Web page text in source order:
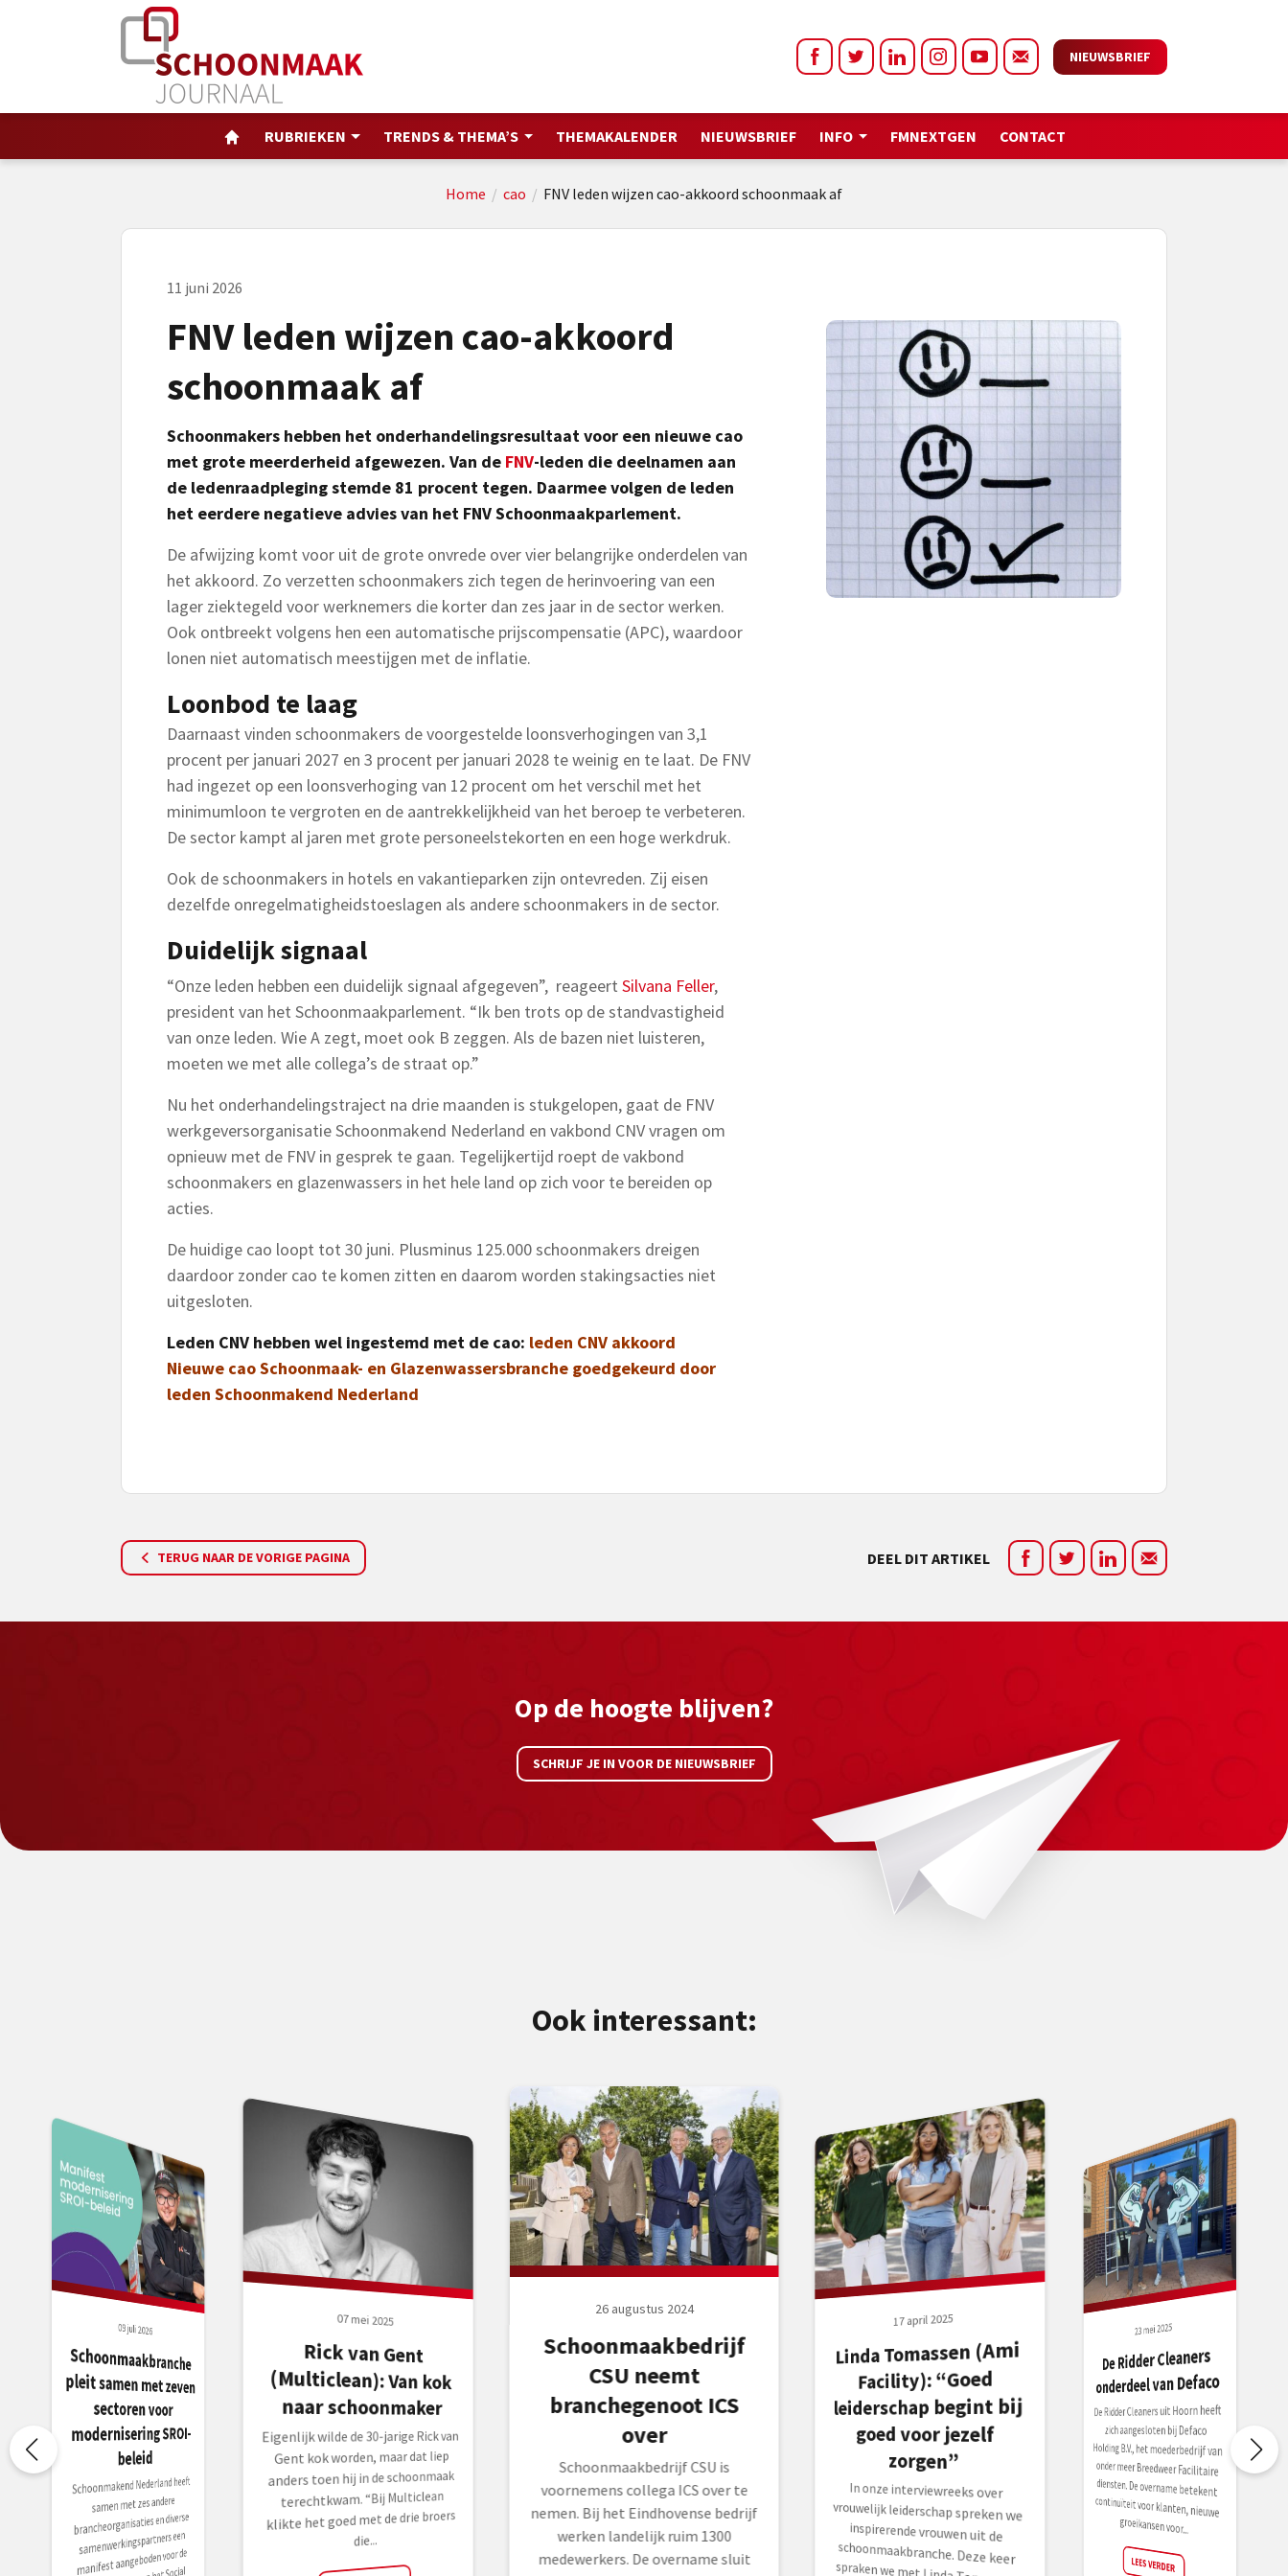
NIEUWSBRIEF
RUBRIEKEN TRENDS & THEMA’S THEMAKALENDER NIEUWSBRIEF INFO FMNEXTGEN CONTACT
Home / cao / FNV leden wijzen cao-akkoord schoonmaak af
11 juni 2026
FNV leden wijzen cao-akkoord
schoonmaak af
Schoonmakers hebben het onderhandelingsresultaat voor een nieuwe cao
met grote meerderheid afgewezen. Van de FNV-leden die deelnamen aan
de ledenraadpleging stemde 81 procent tegen. Daarmee volgen de leden
het eerdere negatieve advies van het FNV Schoonmaakparlement.
De afwijzing komt voor uit de grote onvrede over vier belangrijke onderdelen van
het akkoord. Zo verzetten schoonmakers zich tegen de herinvoering van een
lager ziektegeld voor werknemers die korter dan zes jaar in de sector werken.
Ook ontbreekt volgens hen een automatische prijscompensatie (APC), waardoor
lonen niet automatisch meestijgen met de inflatie.
Loonbod te laag
Daarnaast vinden schoonmakers de voorgestelde loonsverhogingen van 3,1
procent per januari 2027 en 3 procent per januari 2028 te weinig en te laat. De FNV
had ingezet op een loonsverhoging van 12 procent om het verschil met het
minimumloon te vergroten en de aantrekkelijkheid van het beroep te verbeteren.
De sector kampt al jaren met grote personeelstekorten en een hoge werkdruk.
Ook de schoonmakers in hotels en vakantieparken zijn ontevreden. Zij eisen
dezelfde onregelmatigheidstoeslagen als andere schoonmakers in de sector.
Duidelijk signaal
“Onze leden hebben een duidelijk signaal afgegeven”, reageert Silvana Feller,
president van het Schoonmaakparlement. “Ik ben trots op de standvastigheid
van onze leden. Wie A zegt, moet ook B zeggen. Als de bazen niet luisteren,
moeten we met alle collega’s de straat op.”
Nu het onderhandelingstraject na drie maanden is stukgelopen, gaat de FNV
werkgeversorganisatie Schoonmakend Nederland en vakbond CNV vragen om
opnieuw met de FNV in gesprek te gaan. Tegelijkertijd roept de vakbond
schoonmakers en glazenwassers in het hele land op zich voor te bereiden op
acties.
De huidige cao loopt tot 30 juni. Plusminus 125.000 schoonmakers dreigen
daardoor zonder cao te komen zitten en daarom worden stakingsacties niet
uitgesloten.
Leden CNV hebben wel ingestemd met de cao: leden CNV akkoord
Nieuwe cao Schoonmaak- en Glazenwassersbranche goedgekeurd door
leden Schoonmakend Nederland
TERUG NAAR DE VORIGE PAGINA DEEL DIT ARTIKEL
Op de hoogte blijven?
SCHRIJF JE IN VOOR DE NIEUWSBRIEF
Ook interessant:
09 juli 2026
Schoonmaakbranche
pleit samen met zeven
sectoren voor
modernisering SROI-
beleid
Schoonmakend Nederland heeft
samen met zes andere
brancheorganisaties en diverse
samenwerkingspartners een
manifest aangeboden voor de
07 mei 2025
Rick van Gent
(Multiclean): Van kok
naar schoonmaker
Eigenlijk wilde de 30-jarige Rick van
Gent kok worden, maar dat liep
anders toen hij in de schoonmaak
terechtkwam. “Bij Multiclean
klikte het goed met de drie broers
die...
26 augustus 2024
Schoonmaakbedrijf
CSU neemt
branchegenoot ICS
over
Schoonmaakbedrijf CSU is
voornemens collega ICS over te
nemen. Bij het Eindhovense bedrijf
werken landelijk ruim 1300
medewerkers. De overname sluit
17 april 2025
Linda Tomassen (Ami
Facility): “Goed
leiderschap begint bij
goed voor jezelf
zorgen”
In onze interviewreeks over
vrouwelijk leiderschap spreken we
inspirerende vrouwen uit de
schoonmaakbranche. Deze keer
spraken we met Linda Tomassen
(31), aan het roer bij Ami Facility. Al
23 mei 2025
De Ridder Cleaners
onderdeel van Defaco
De Ridder Cleaners uit Hoorn heeft
zich aangesloten bij Defaco
Holding B.V., het moederbedrijf van
onder meer Breedweer Facilitaire
diensten. De overname betekent
continuïteit voor klanten, nieuwe
groeikansen voor...
LEES VERDER